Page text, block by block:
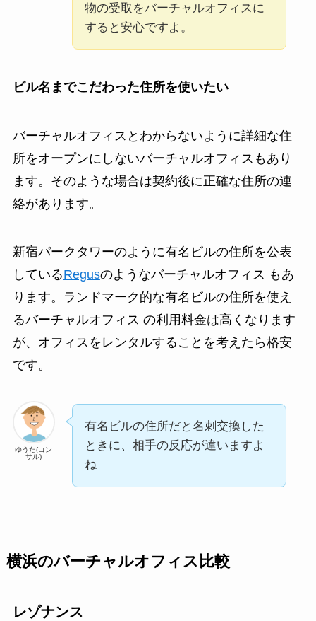
物の受取をバーチャルオフィスに
すると安心ですよ。
ビル名までこだわった住所を使いたい
バーチャルオフィスとわからないように詳細な住
所をオープンにしないバーチャルオフィスもあり
ます。そのような場合は契約後に正確な住所の連
絡があります。
新宿パークタワーのように有名ビルの住所を公表
しているRegusのようなバーチャルオフィス もあ
ります。ランドマーク的な有名ビルの住所を使え
るバーチャルオフィス の利用料金は高くなります
が、オフィスをレンタルすることを考えたら格安
です。
ゆうた(コン
サル)
有名ビルの住所だと名刺交換した
ときに、相手の反応が違いますよ
ね
横浜のバーチャルオフィス比較
レゾナンス